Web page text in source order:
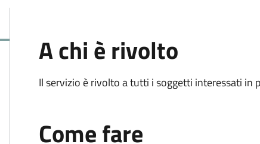
A chi è rivolto
Il servizio è rivolto a tutti i soggetti interessati in
Come fare